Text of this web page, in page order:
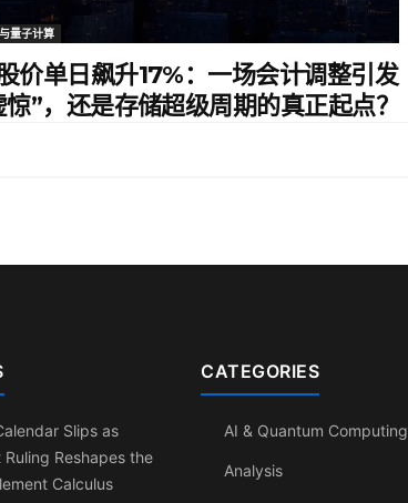
量子计算
价单日飙升17%：一场会计调整引发
惊”，还是存储超级周期的真正起点？
Slips as
Reshapes the
Calculus
CATEGORIES
AI & Quantum Computing
Analysis